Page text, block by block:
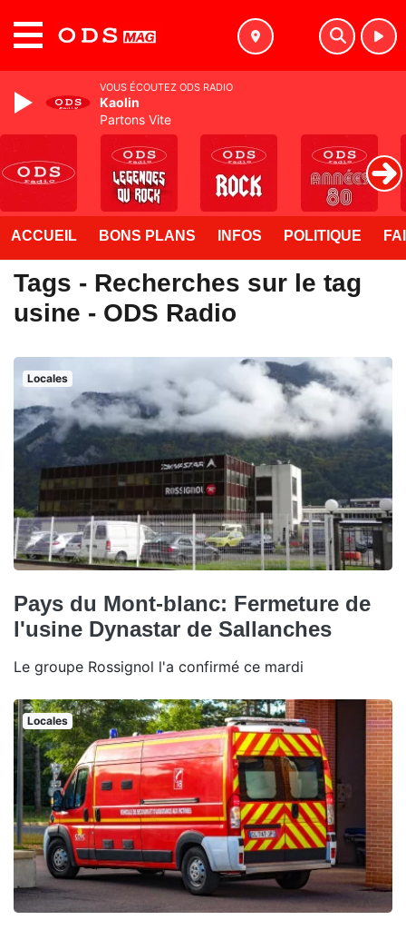
ACCUEIL BONS PLANS INFOS POLITIQUE
Tags - Recherches sur le tag
usine - ODS Radio
Locales
Pays du Mont-blanc: Fermeture de
l'usine Dynastar de Sallanches
Le groupe Rossignol l'a confirmé ce mardi
Locales
VOUS ÉCOUTEZ ODS RADIO
Kaolin
Partons Vite